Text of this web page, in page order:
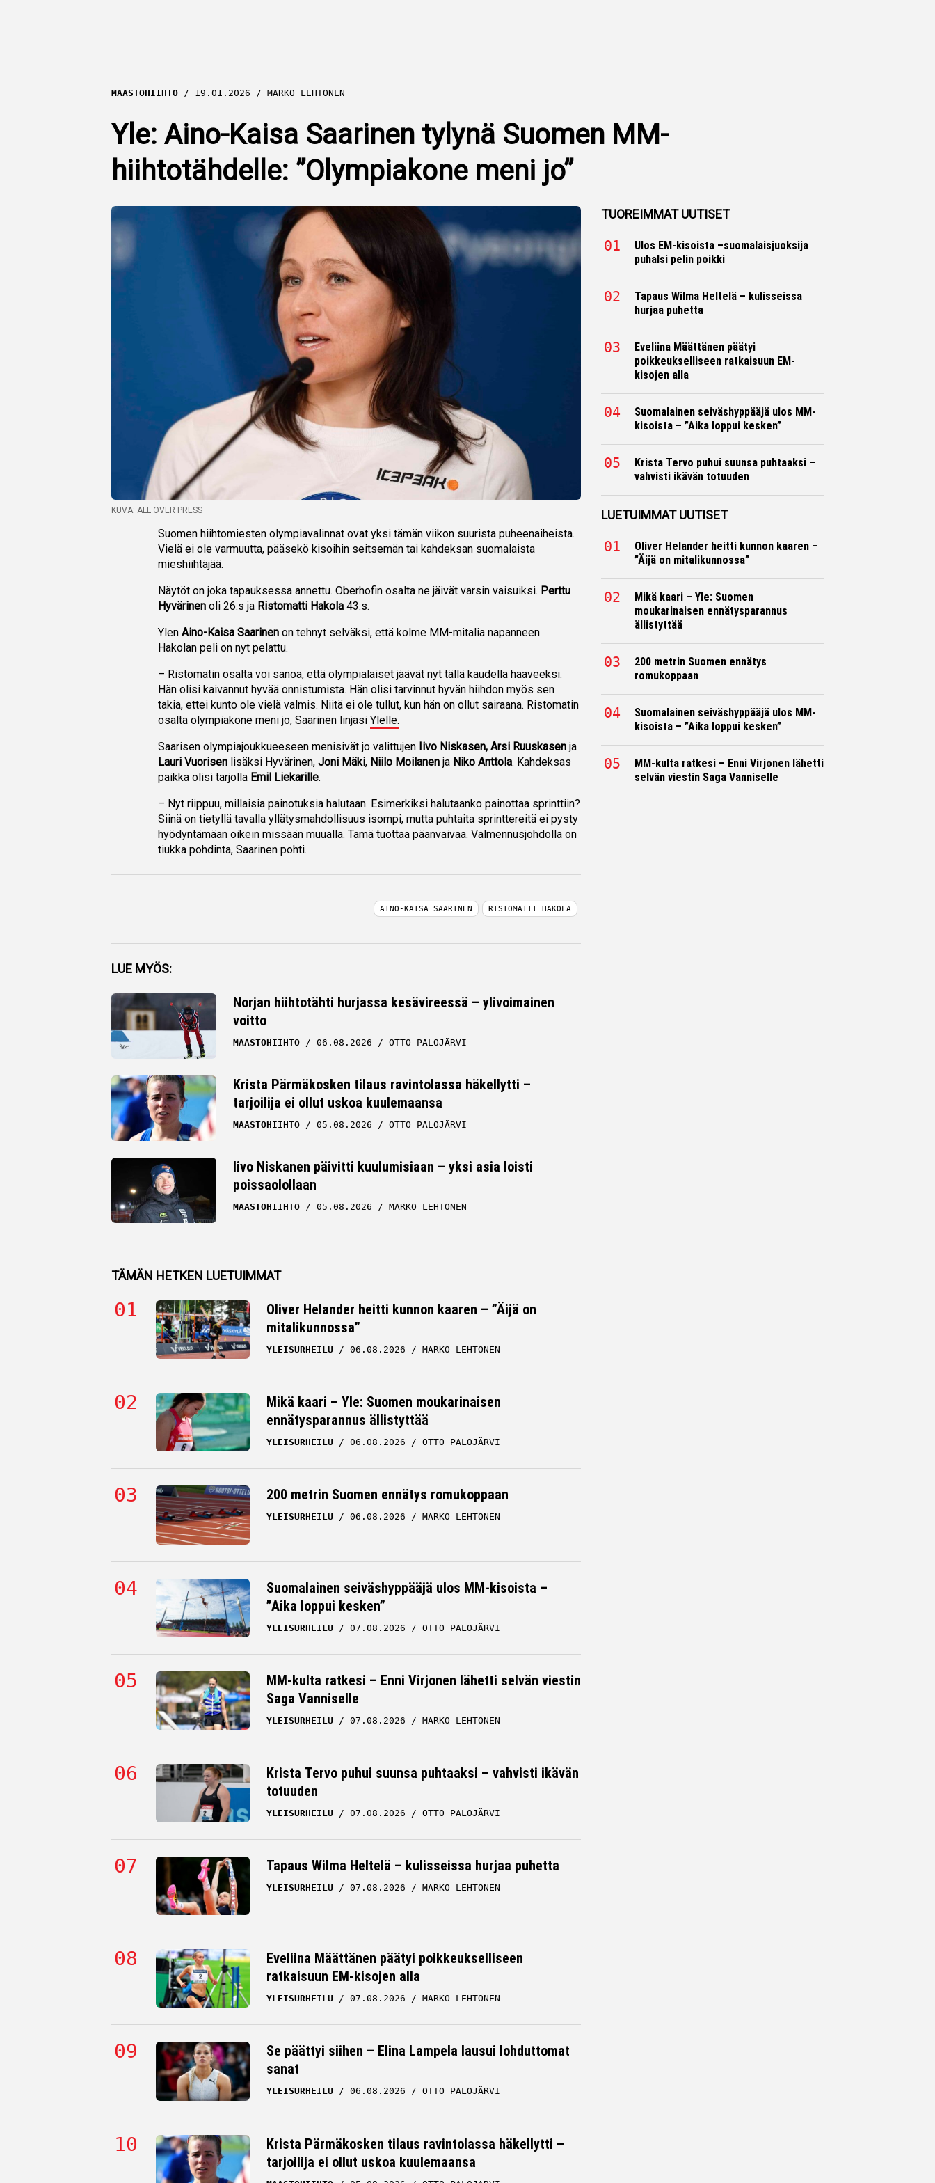
MAASTOHIIHTO 19.01.2026 MARKO LEHTONEN
Yle: Aino-Kaisa Saarinen tylynä Suomen MM-
hiihtotähdelle: ”Olympiakone meni jo”
KUVA: ALL OVER PRESS
Suomen hiihtomiesten olympiavalinnat ovat yksi tämän viikon suurista puheenaiheista.
Vielä ei ole varmuutta, pääsekö kisoihin seitsemän tai kahdeksan suomalaista
mieshiihtäjää.
Näytöt on joka tapauksessa annettu. Oberhofin osalta ne jäivät varsin vaisuiksi. Perttu
Hyvärinenoli 26:s ja Ristomatti Hakola 43:s.
YlenAino-Kaisa Saarinen on tehnyt selväksi, että kolme MM-mitalia napanneen
Hakolan peli on nyt pelattu.
– Ristomatin osalta voi sanoa, että olympialaiset jäävät nyt tällä kaudella haaveeksi.
Hän olisi kaivannut hyvää onnistumista. Hän olisi tarvinnut hyvän hiihdon myös sen
takia, ettei kunto ole vielä valmis. Niitä ei ole tullut, kun hän on ollut sairaana. Ristomatin
osalta olympiakone meni jo, Saarinen linjasiYlelle.
Saarisen olympiajoukkueeseen menisivät jo valittujen Iivo Niskasen, Arsi Ruuskasen ja
Lauri Vuorisen lisäksi Hyvärinen,Joni Mäki, Niilo Moilanen ja Niko Anttola. Kahdeksas
paikka olisi tarjolla Emil Liekarille.
– Nyt riippuu, millaisia painotuksia halutaan. Esimerkiksi halutaanko painottaa sprinttiin?
Siinä on tietyllä tavalla yllätysmahdollisuus isompi, mutta puhtaita sprinttereitä ei pysty
hyödyntämään oikein missään muualla. Tämä tuottaa päänvaivaa. Valmennusjohdolla on
tiukka pohdinta, Saarinen pohti.
Facebook
Twitter
Whatsapp
AINO-KAISA SAARINEN RISTOMATTI HAKOLA
LUE MYÖS:
Norjan hiihtotähti hurjassa kesävireessä – ylivoimainen
voitto
MAASTOHIIHTO 06.08.2026 OTTO PALOJÄRVI
Krista Pärmäkosken tilaus ravintolassa häkellytti –
tarjoilija ei ollut uskoa kuulemaansa
MAASTOHIIHTO 05.08.2026 OTTO PALOJÄRVI
Iivo Niskanen päivitti kuulumisiaan – yksi asia loisti
poissaolollaan
MAASTOHIIHTO 05.08.2026 MARKO LEHTONEN
TÄMÄN HETKEN LUETUIMMAT
Oliver Helander heitti kunnon kaaren – ”Äijä on
mitalikunnossa”
YLEISURHEILU 06.08.2026 MARKO LEHTONEN
Mikä kaari – Yle: Suomen moukarinaisen
ennätysparannus ällistyttää
YLEISURHEILU 06.08.2026 OTTO PALOJÄRVI
200 metrin Suomen ennätys romukoppaan
YLEISURHEILU 06.08.2026 MARKO LEHTONEN
Suomalainen seiväshyppääjä ulos MM-kisoista –
”Aika loppui kesken”
YLEISURHEILU 07.08.2026 OTTO PALOJÄRVI
MM-kulta ratkesi – Enni Virjonen lähetti selvän viestin
Saga Vanniselle
YLEISURHEILU 07.08.2026 MARKO LEHTONEN
Krista Tervo puhui suunsa puhtaaksi – vahvisti ikävän
totuuden
YLEISURHEILU 07.08.2026 OTTO PALOJÄRVI
Tapaus Wilma Heltelä – kulisseissa hurjaa puhetta
YLEISURHEILU 07.08.2026 MARKO LEHTONEN
Eveliina Määttänen päätyi poikkeukselliseen
ratkaisuun EM-kisojen alla
YLEISURHEILU 07.08.2026 MARKO LEHTONEN
Se päättyi siihen – Elina Lampela lausui lohduttomat
sanat
YLEISURHEILU 06.08.2026 OTTO PALOJÄRVI
Krista Pärmäkosken tilaus ravintolassa häkellytti –
tarjoilija ei ollut uskoa kuulemaansa
TUOREIMMAT UUTISET
Ulos EM-kisoista –suomalaisjuoksija
puhalsi pelin poikki
Tapaus Wilma Heltelä – kulisseissa
hurjaa puhetta
Eveliina Määttänen päätyi
poikkeukselliseen ratkaisuun EM-
kisojen alla
Suomalainen seiväshyppääjä ulos MM-
kisoista – ”Aika loppui kesken”
Krista Tervo puhui suunsa puhtaaksi –
vahvisti ikävän totuuden
LUETUIMMAT UUTISET
Oliver Helander heitti kunnon kaaren –
”Äijä on mitalikunnossa”
Mikä kaari – Yle: Suomen
moukarinaisen ennätysparannus
ällistyttää
200 metrin Suomen ennätys
romukoppaan
Suomalainen seiväshyppääjä ulos MM-
kisoista – ”Aika loppui kesken”
MM-kulta ratkesi – Enni Virjonen lähetti
selvän viestin Saga Vanniselle